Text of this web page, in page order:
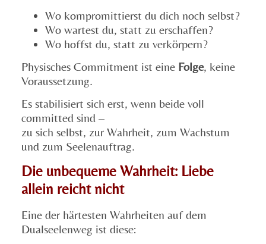
Wo kompromittierst du dich noch selbst?
Wo wartest du, statt zu erschaffen?
Wo hoffst du, statt zu verkörpern?
Physisches Commitment ist eine Folge, keine
Voraussetzung.
Es stabilisiert sich erst, wenn beide voll
committed sind –
zu sich selbst, zur Wahrheit, zum Wachstum
und zum Seelenauftrag.
Die unbequeme Wahrheit: Liebe
allein reicht nicht
Eine der härtesten Wahrheiten auf dem
Dualseelenweg ist diese: